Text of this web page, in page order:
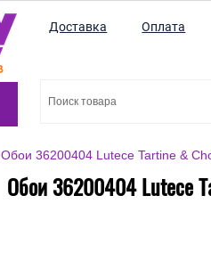
Доставка Оплата
Обои 36200404 Lutece Tartine &
Обои 36200404 Lutece